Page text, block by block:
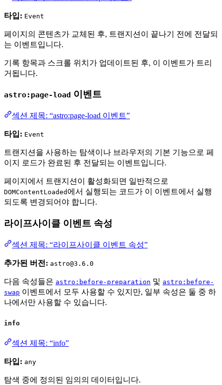
타입: Event
페이지의 콘텐츠가 교체된 후, 트랜지션이 끝나기 전에 전달되
는 이벤트입니다.
기록 항목과 스크롤 위치가 업데이트된 후, 이 이벤트가 트리
거됩니다.
astro:page-load 이벤트
섹션 제목: “astro:page-load 이벤트”
타입: Event
트랜지션을 사용하는 탐색이나 브라우저의 기본 기능으로 페
이지 로드가 완료된 후 전달되는 이벤트입니다.
페이지에서 트랜지션이 활성화되면 일반적으로
DOMContentLoaded 에서 실행되는 코드가 이 이벤트에서 실행
되도록 변경되어야 합니다.
라이프사이클 이벤트 속성
섹션 제목: “라이프사이클 이벤트 속성”
추가된 버전: astro@3.6.0
다음 속성들은 astro:before-preparation 및 astro:before-
swap 이벤트에서 모두 사용할 수 있지만, 일부 속성은 둘 중 하
나에서만 사용할 수 있습니다.
info
섹션 제목: “info”
타입: any
탐색 중에 정의된 임의의 데이터입니다.